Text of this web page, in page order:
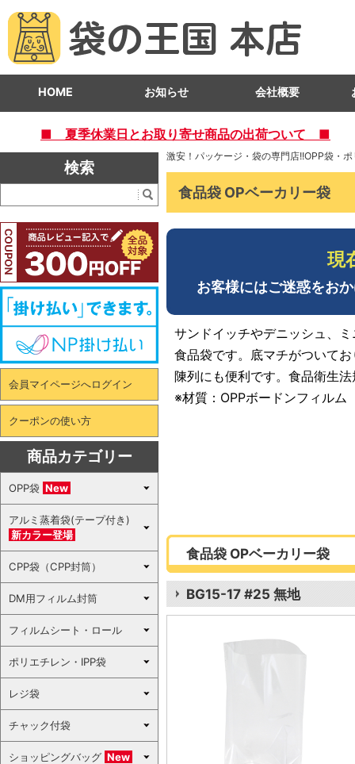
HOME お知らせ 会社概要
■ 夏季休業日とお取り寄せ商品の出荷ついて ■
激安！パッケージ・袋の専門店!!OPP袋・
食品袋 OPベーカリー袋
現
お客様にはご迷惑をお
サンドイッチやデニッシュ、
食品袋です。底マチがついて
陳列にも便利です。食品衛生
※材質：OPPボードンフィルム
食品袋 OPベーカリー袋
BG15-17 #25 無地
検索
会員マイページへログイン
クーポンの使い方
商品カテゴリー
OPP袋 New
アルミ蒸着袋(テープ付き)
新カラー登場
CPP袋（CPP封筒）
DM用フィルム封筒
フィルムシート・ロール
ポリエチレン・IPP袋
レジ袋
チャック付袋
ショッピングバッグ New